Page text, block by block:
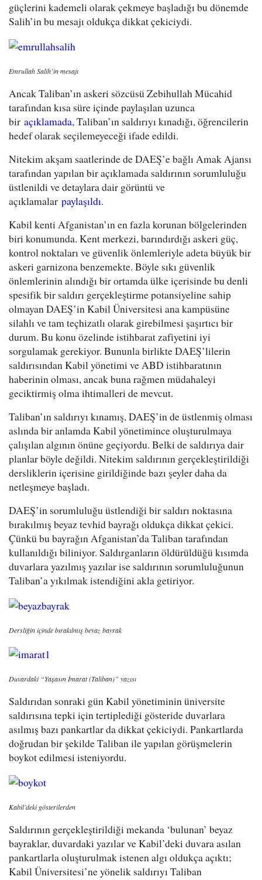
güçlerini kademeli olarak çekmeye başladığı bu dönemde
Salih’in bu mesajı oldukça dikkat çekiciydi.
Emrullah Salih’in mesajı
Ancak Taliban’ın askeri sözcüsü Zebihullah Mücahid
tarafından kısa süre içinde paylaşılan uzunca
bir açıklamada, Taliban’ın saldırıyı kınadığı, öğrencilerin
hedef olarak seçilemeyeceği ifade edildi.
Nitekim akşam saatlerinde de DAEŞ’e bağlı Amak Ajansı
tarafından yapılan bir açıklamada saldırının sorumluluğu
üstlenildi ve detaylara dair görüntü ve
açıklamalar paylaşıldı.
Kabil kenti Afganistan’ın en fazla korunan bölgelerinden
biri konumunda. Kent merkezi, barındırdığı askeri güç,
kontrol noktaları ve güvenlik önlemleriyle adeta büyük bir
askeri garnizona benzemekte. Böyle sıkı güvenlik
önlemlerinin alındığı bir ortamda ülke içerisinde bu denli
spesifik bir saldırı gerçekleştirme potansiyeline sahip
olmayan DAEŞ’in Kabil Üniversitesi ana kampüsüne
silahlı ve tam teçhizatlı olarak girebilmesi şaşırtıcı bir
durum. Bu konu özelinde istihbarat zafiyetini iyi
sorgulamak gerekiyor. Bununla birlikte DAEŞ’lilerin
saldırısından Kabil yönetimi ve ABD istihbaratının
haberinin olması, ancak buna rağmen müdahaleyi
geciktirmiş olma ihtimalleri de mevcut.
Taliban’ın saldırıyı kınamış, DAEŞ’in de üstlenmiş olması
aslında bir anlamda Kabil yönetimince oluşturulmaya
çalışılan algının önüne geçiyordu. Belki de saldırıya dair
planlar böyle değildi. Nitekim saldırının gerçekleştirildiği
dersliklerin içerisine girildiğinde bazı şeyler daha da
netleşmeye başladı.
DAEŞ’in sorumluluğu üstlendiği bir saldırı noktasına
bırakılmış beyaz tevhid bayrağı oldukça dikkat çekici.
Çünkü bu bayrağın Afganistan’da Taliban tarafından
kullanıldığı biliniyor. Saldırganların öldürüldüğü kısımda
duvarlara yazılmış yazılar ise saldırının sorumluluğunun
Taliban’a yıkılmak istendiğini akla getiriyor.
Dersliğin içinde bırakılmış beyaz bayrak
Duvardaki “Yaşasın İmarat (Taliban)” yazısı
Saldırıdan sonraki gün Kabil yönetiminin üniversite
saldırısına tepki için tertiplediği gösteride duvarlara
asılmış bazı pankartlar da dikkat çekiciydi. Pankartlarda
doğrudan bir şekilde Taliban ile yapılan görüşmelerin
boykot edilmesi isteniyordu.
Kabil’deki gösterilerden
Saldırının gerçekleştirildiği mekanda ‘bulunan’ beyaz
bayraklar, duvardaki yazılar ve Kabil’deki duvara asılan
pankartlarla oluşturulmak istenen algı oldukça açıktı;
Kabil Üniversitesi’ne yönelik saldırıyı Taliban